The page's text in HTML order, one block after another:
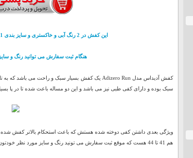
این کفش در 2 رنگ آبی و خاکستری و سایز بندی 41 - 42 - 43 و 44 عرضه شده است.
هنگام ثبت سفارش می توانید رنگ و
سبک بوده و دارای کفی طبی نیز می باشد و این دو مساله باعث شده تا در پا
هم 41 تا 44 هست که موقع ثبت سفارش می تونید رنگ و سایز مورد نظر خودتون رو انتخاب کنید.